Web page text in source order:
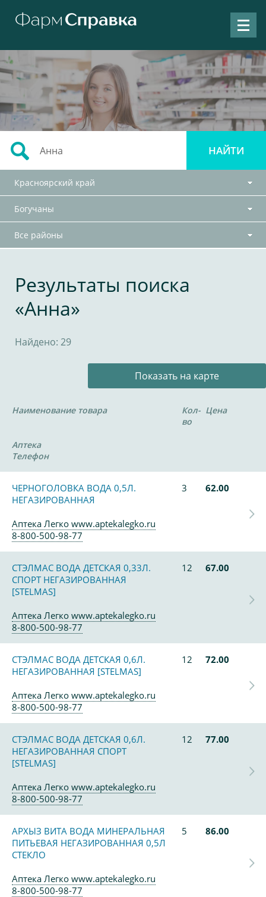
Красноярский край
Богучаны
Все районы
Результаты поиска
«Анна»
Найдено: 29
Показать на карте
Наименование товара
Кол-
во
Цена
Аптека
Телефон
ЧЕРНОГОЛОВКА ВОДА 0,5Л.
НЕГАЗИРОВАННАЯ
3 62.00
Аптека Легко www.aptekalegko.ru
8-800-500-98-77
СТЭЛМАС ВОДА ДЕТСКАЯ 0,33Л.
СПОРТ НЕГАЗИРОВАННАЯ
[STELMAS]
12 67.00
Аптека Легко www.aptekalegko.ru
8-800-500-98-77
СТЭЛМАС ВОДА ДЕТСКАЯ 0,6Л.
НЕГАЗИРОВАННАЯ [STELMAS]
12 72.00
Аптека Легко www.aptekalegko.ru
8-800-500-98-77
СТЭЛМАС ВОДА ДЕТСКАЯ 0,6Л.
НЕГАЗИРОВАННАЯ СПОРТ
[STELMAS]
12 77.00
Аптека Легко www.aptekalegko.ru
8-800-500-98-77
АРХЫЗ ВИТА ВОДА МИНЕРАЛЬНАЯ
ПИТЬЕВАЯ НЕГАЗИРОВАННАЯ 0,5Л
СТЕКЛО
5 86.00
Аптека Легко www.aptekalegko.ru
8-800-500-98-77